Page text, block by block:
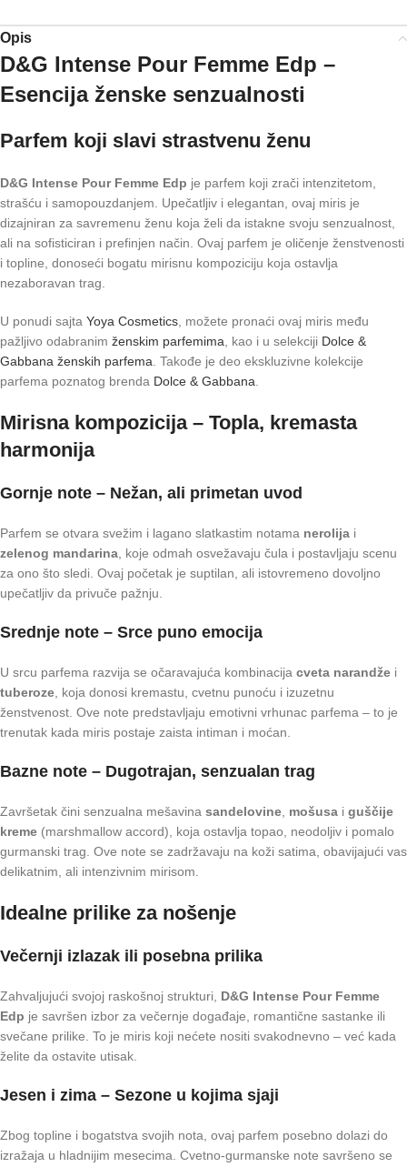
Opis
D&G Intense Pour Femme Edp –
Esencija ženske senzualnosti
Parfem koji slavi strastvenu ženu
D&G Intense Pour Femme Edp je parfem koji zrači intenzitetom,
strašću i samopouzdanjem. Upečatljiv i elegantan, ovaj miris je
dizajniran za savremenu ženu koja želi da istakne svoju senzualnost,
ali na sofisticiran i prefinjen način. Ovaj parfem je oličenje ženstvenosti
i topline, donoseći bogatu mirisnu kompoziciju koja ostavlja
nezaboravan trag.
U ponudi sajta Yoya Cosmetics , možete pronaći ovaj miris među
pažljivo odabranim ženskim parfemima , kao i u selekciji Dolce &
Gabbana ženskih parfema . Takođe je deo ekskluzivne kolekcije
parfema poznatog brenda Dolce & Gabbana
Mirisna kompozicija – Topla, kremasta
harmonija
Gornje note – Nežan, ali primetan uvod
Parfem se otvara svežim i lagano slatkastim notama nerolija i
zelenog mandarina , koje odmah osvežavaju čula i postavljaju scenu
za ono što sledi. Ovaj početak je suptilan, ali istovremeno dovoljno
upečatljiv da privuče pažnju.
Srednje note – Srce puno emocija
U srcu parfema razvija se očaravajuća kombinacija cveta narandže i
tuberoze , koja donosi kremastu, cvetnu punoću i izuzetnu
ženstvenost. Ove note predstavljaju emotivni vrhunac parfema – to je
trenutak kada miris postaje zaista intiman i moćan.
Bazne note – Dugotrajan, senzualan trag
Završetak čini senzualna mešavina sandelovine mošusa i guščije
kreme (marshmallow accord), koja ostavlja topao, neodoljiv i pomalo
gurmanski trag. Ove note se zadržavaju na koži satima, obavijajući vas
delikatnim, ali intenzivnim mirisom.
Idealne prilike za nošenje
Večernji izlazak ili posebna prilika
Zahvaljujući svojoj raskošnoj strukturi, D&G Intense Pour Femme
Edp je savršen izbor za večernje događaje, romantične sastanke ili
svečane prilike. To je miris koji nećete nositi svakodnevno – već kada
želite da ostavite utisak.
Jesen i zima – Sezone u kojima sjaji
Zbog topline i bogatstva svojih nota, ovaj parfem posebno dolazi do
izražaja u hladnijim mesecima. Cvetno-gurmanske note savršeno se